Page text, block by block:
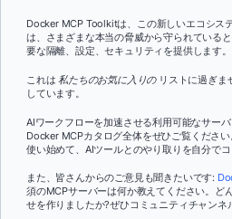
Docker MCP Toolkitは、この新しいエコシス
は、さまざまな本当の脅威から守られている
要な隔離、設定、セキュリティを提供します。
これは私たちのお気に入りのリストに過ぎま
しています。
AIワークフローを加速させる利用可能なサーバ
Docker MCPカタログ全体をぜひご覧くださ
使い始めて、AIツールとのやり取りを自分でコ
また、皆さんからのご意見も聞きたいです:
須のMCPサーバーは何か教えてください。ど
せを作りましたか?ぜひコミュニティチャンネ